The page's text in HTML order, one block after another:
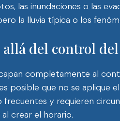
las inundaciones o las
la lluvia típica o los
allá del control
completamente al
posible que no se aplique
frecuentes y requieren
crear el horario.